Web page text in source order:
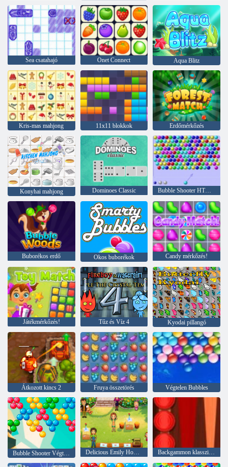
Sea csatahajó Onet Connect Aqua Blitz
Kris-mas mahjong 11x11 blokkok Erdőmérkőzés
Konyhai mahjong Dominoes Classic Bubble Shooter HTML5
Buborékos erdő Okos buborékok Candy mérkőzés!
Játékmérkőzés! Tűz és Víz 4 Kyodai pillangó
Átkozott kincs 2 Fruya összetörés Végtelen Bubbles
Delicious Emily Home Sweet Home Backgammon klasszikus